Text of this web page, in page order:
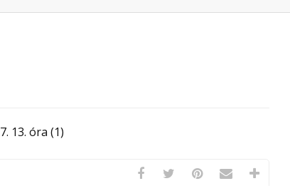
13. óra (1)